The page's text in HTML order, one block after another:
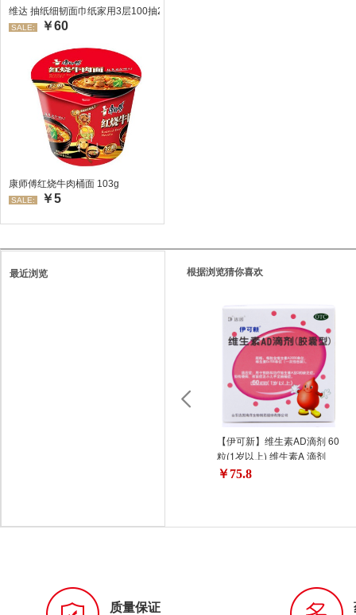
维达 抽纸细韧面巾纸家用3层100抽24包/箱 超值装 偏远地区不发货偏远地区:(含
SALE: ￥60
康师傅红烧牛肉桶面 103g
SALE: ￥5
最近浏览 根据浏览猜你喜欢
【伊可新】维生素AD滴剂 60
粒(1岁以上) 维生素A 滴剂
￥75.8
质量保证